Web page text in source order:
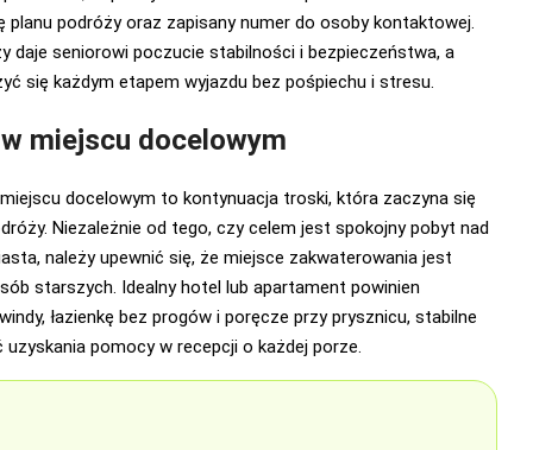
planu podróży oraz zapisany numer do osoby kontaktowej.
daje seniorowi poczucie stabilności i bezpieczeństwa, a
się każdym etapem wyjazdu bez pośpiechu i stresu.
miejscu docelowym
docelowym to kontynuacja troski, która zaczyna się
Niezależnie od tego, czy celem jest spokojny pobyt nad
należy upewnić się, że miejsce zakwaterowania jest
starszych. Idealny hotel lub apartament powinien
łazienkę bez progów i poręcze przy prysznicu, stabilne
pomocy w recepcji o każdej porze.